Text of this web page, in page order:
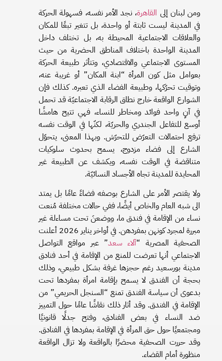
ومن لبنان إلى القاهرة، نجد الأمر نفسه، فسهولة الحركة
في المدينة ليست ثابتة أو واحدة، بل تتغير تبعًا للمكان
والعلاقات الاجتماعية المحيطة به، بل تختلف داخل
المدينة الواحدة باختلاف المناطق الحضرية من حيث
المستوى الاجتماعي والاقتصادي، وتتأثر طبيعة الحركة
بعوامل مثل كون المرأة “ابنة المكان” أو غريبة عنه،
وتوقيت تحرّكها، وطبيعة الفضاء الذي تعبره. كذلك فإن
الشوارع الواقعة خارج نطاق الرقابة الاجتماعيّة قد تحمل
في آنٍ واحد فوائد ومخاطر للنساء، فهي تتيح هامشًا
أوسع للتفاعل الجندري والحريّة، لكنّها في الوقت نفسه
ترفع احتمالات التعرّض للتحرّش. وبهذا المعنى، يتحوّل
الشارع إلى فضاء مزدوج، يسمح بحدوث سلوكيات
متناقضة في الوقت نفسه، ويكشف عن الطبيعة غير
المحايدة للمدينة تجاه الأجساد النسائيّة.
ولا يقتصر الأمر على الشارع بوصفه فضاءً عامًا بل يمتد
الى شبه العام والخاص أيضًا، ففي حالات مختلفة مُنعت
نساء من الإقامة في فندق ما، ووضعنَ تحت مساءلة غير
مبررة لمجرد كونهن بمفردهن. في أواخر يناير 2026 أعلنت
الصحفية المصرية “آلاء سعد” عبر مواقع التواصل
الاجتماعي أنها تعرضت للمنع من الإقامة في أحد فنادق
مدينة بورسعيد رغم حجزها غرفة بشكل طبيعي، وذلك
بحجة أن الفندق لا يسمح بإقامة امرأة بمفردها تحت
بدعوى أن سياسة الفندق تمنع “السنجل الحريمي” من
الإقامة في الفندق. وقد أثار ذلك نقاشًا عامًا حول التمييز
ضد النساء في بعض الفنادق، وفتح جدلًا قانونيًا
ومجتمعيًا حول حق المرأة في الإقامة بمفردها في الفنادق.
وقد حررت الصحفية محضرًا بالواقعة ولا تزال الواقعة
منظورة أمام القضاء.